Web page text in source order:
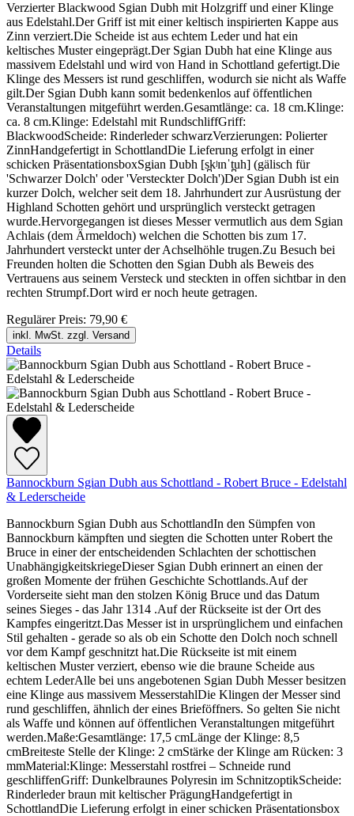
Verzierter Blackwood Sgian Dubh mit Holzgriff und einer Klinge
aus Edelstahl.Der Griff ist mit einer keltisch inspirierten Kappe aus
Zinn verziert.Die Scheide ist aus echtem Leder und hat ein
keltisches Muster eingeprägt.Der Sgian Dubh hat eine Klinge aus
massivem Edelstahl und wird von Hand in Schottland gefertigt.Die
Klinge des Messers ist rund geschliffen, wodurch sie nicht als Waffe
gilt.Der Sgian Dubh kann somit bedenkenlos auf öffentlichen
Veranstaltungen mitgeführt werden.Gesamtlänge: ca. 18 cm.Klinge:
ca. 8 cm.Klinge: Edelstahl mit RundschliffGriff:
BlackwoodScheide: Rinderleder schwarzVerzierungen: Polierter
ZinnHandgefertigt in SchottlandDie Lieferung erfolgt in einer
schicken PräsentationsboxSgian Dubh [s̪kʲɪnˈt̪uh] (gälisch für
'Schwarzer Dolch' oder 'Versteckter Dolch')Der Sgian Dubh ist ein
kurzer Dolch, welcher seit dem 18. Jahrhundert zur Ausrüstung der
Highland Schotten gehört und ursprünglich versteckt getragen
wurde.Hervorgegangen ist dieses Messer vermutlich aus dem Sgian
Achlais (dem Ärmeldoch) welchen die Schotten bis zum 17.
Jahrhundert versteckt unter der Achselhöhle trugen.Zu Besuch bei
Freunden holten die Schotten den Sgian Dubh als Beweis des
Vertrauens aus seinem Versteck und steckten in offen sichtbar in den
rechten Strumpf.Dort wird er noch heute getragen.
Regulärer Preis: 79,90 €
inkl. MwSt. zzgl. Versand
Details
Bannockburn Sgian Dubh aus Schottland - Robert Bruce - Edelstahl
& Lederscheide
Bannockburn Sgian Dubh aus SchottlandIn den Sümpfen von
Bannockburn kämpften und siegten die Schotten unter Robert the
Bruce in einer der entscheidenden Schlachten der schottischen
UnabhängigkeitskriegeDieser Sgian Dubh erinnert an einen der
großen Momente der frühen Geschichte Schottlands.Auf der
Vorderseite sieht man den stolzen König Bruce und das Datum
seines Sieges - das Jahr 1314 .Auf der Rückseite ist der Ort des
Kampfes eingeritzt.Das Messer ist in ursprünglichem und einfachen
Stil gehalten - gerade so als ob ein Schotte den Dolch noch schnell
vor dem Kampf geschnitzt hat.Die Rückseite ist mit einem
keltischen Muster verziert, ebenso wie die braune Scheide aus
echtem LederAlle bei uns angebotenen Sgian Dubh Messer besitzen
eine Klinge aus massivem MesserstahlDie Klingen der Messer sind
rund geschliffen, ähnlich der eines Brieföffners. So gelten Sie nicht
als Waffe und können auf öffentlichen Veranstaltungen mitgeführt
werden.Maße:Gesamtlänge: 17,5 cmLänge der Klinge: 8,5
cmBreiteste Stelle der Klinge: 2 cmStärke der Klinge am Rücken: 3
mmMaterial:Klinge: Messerstahl rostfrei – Schneide rund
geschliffenGriff: Dunkelbraunes Polyresin im SchnitzoptikScheide:
Rinderleder braun mit keltischer PrägungHandgefertigt in
SchottlandDie Lieferung erfolgt in einer schicken Präsentationsbox